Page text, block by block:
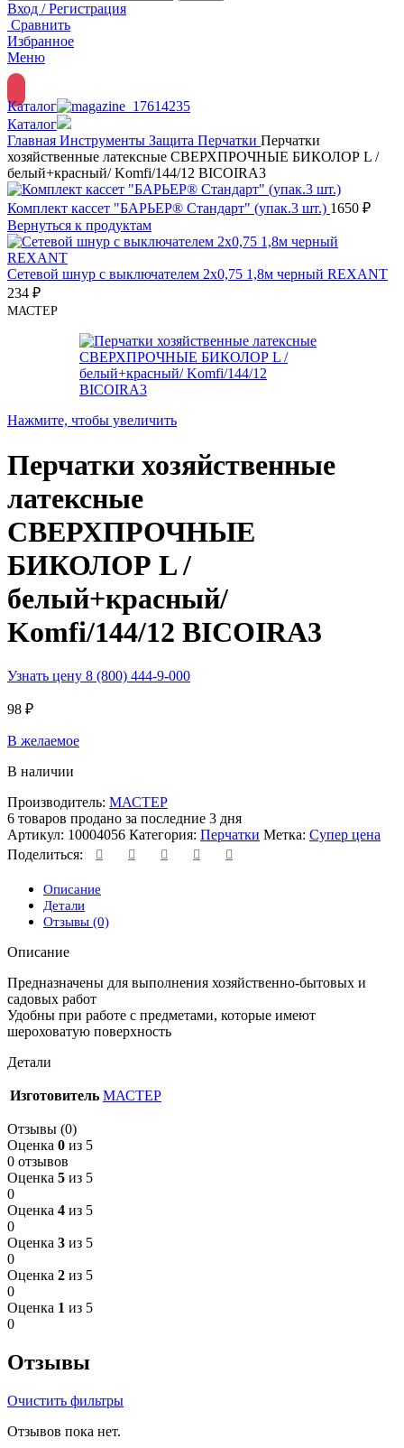
Вход / Регистрация
Сравнить
Избранное
Меню
Каталог
Каталог
Главная Инструменты Защита Перчатки Перчатки
хозяйственные латексные СВЕРХПРОЧНЫЕ БИКОЛОР L /
белый+красный/ Komfi/144/12 BICOIRA3
Комплект кассет "БАРЬЕР® Стандарт" (упак.3 шт.) 1650 ₽
Вернуться к продуктам
Сетевой шнур с выключателем 2х0,75 1,8м черный REXANT
234 ₽
МАСТЕР
Нажмите, чтобы увеличить
Перчатки хозяйственные
латексные
СВЕРХПРОЧНЫЕ
БИКОЛОР L /
белый+красный/
Komfi/144/12 BICOIRA3
Узнать цену 8 (800) 444-9-000
98 ₽
В желаемое
В наличии
Производитель: МАСТЕР
6 товаров продано за последние 3 дня
Артикул: 10004056 Категория: Перчатки Метка: Супер цена
Поделиться:
Описание
Детали
Отзывы (0)
Описание
Предназначены для выполнения хозяйственно-бытовых и
садовых работ
Удобны при работе с предметами, которые имеют
шероховатую поверхность
Детали
Изготовитель МАСТЕР
Отзывы (0)
Оценка 0 из 5
0 отзывов
Оценка 5 из 5
0
Оценка 4 из 5
0
Оценка 3 из 5
0
Оценка 2 из 5
0
Оценка 1 из 5
0
Отзывы
Очистить фильтры
Отзывов пока нет.